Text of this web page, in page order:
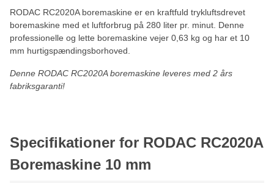
RODAC RC2020A boremaskine er en kraftfuld trykluftsdrevet
boremaskine med et luftforbrug på 280 liter pr. minut. Denne
professionelle og lette boremaskine vejer 0,63 kg og har et 10
mm hurtigspændingsborhoved.
Denne RODAC RC2020A boremaskine leveres med 2 års
fabriksgaranti!
Specifikationer for RODAC RC2020A
Boremaskine 10 mm